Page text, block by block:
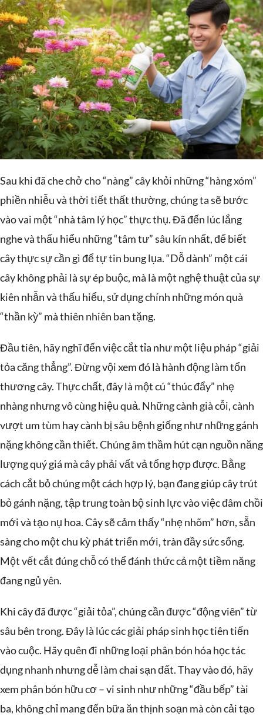
Sau khi đã che chở cho “nàng” cây khỏi những “hàng xóm”
phiền nhiễu và thời tiết thất thường, chúng ta sẽ bước
vào vai một “nhà tâm lý học” thực thụ. Đã đến lúc lắng
nghe và thấu hiểu những “tâm tư” sâu kín nhất, để biết
cây thực sự cần gì để tự tin bung lụa. “Dỗ dành” một cái
cây không phải là sự ép buộc, mà là một nghệ thuật của sự
kiên nhẫn và thấu hiểu, sử dụng chính những món quà
“thần kỳ” mà thiên nhiên ban tặng.
Đầu tiên, hãy nghĩ đến việc cắt tỉa như một liệu pháp “giải
tỏa căng thẳng”. Đừng vội xem đó là hành động làm tổn
thương cây. Thực chất, đây là một cú “thúc đẩy” nhẹ
nhàng nhưng vô cùng hiệu quả. Những cành già cỗi, cành
vượt um tùm hay cành bị sâu bệnh giống như những gánh
nặng không cần thiết. Chúng âm thầm hút cạn nguồn năng
lượng quý giá mà cây phải vất vả tổng hợp được. Bằng
cách cắt bỏ chúng một cách hợp lý, bạn đang giúp cây trút
bỏ gánh nặng, tập trung toàn bộ sinh lực vào việc đâm chồi
mới và tạo nụ hoa. Cây sẽ cảm thấy “nhẹ nhõm” hơn, sẵn
sàng cho một chu kỳ phát triển mới, tràn đầy sức sống.
Một vết cắt đúng chỗ có thể đánh thức cả một tiềm năng
đang ngủ yên.
Khi cây đã được “giải tỏa”, chúng cần được “động viên” từ
sâu bên trong. Đây là lúc các giải pháp sinh học tiên tiến
vào cuộc. Hãy quên đi những loại phân bón hóa học tác
dụng nhanh nhưng dễ làm chai sạn đất. Thay vào đó, hãy
xem phân bón hữu cơ – vi sinh như những “đầu bếp” tài
ba, không chỉ mang đến bữa ăn thịnh soạn mà còn cải tạo